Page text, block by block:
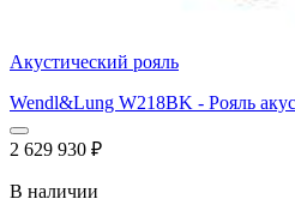
Акустический рояль
Wendl&Lung W218BK - Рояль
2 629 930 ₽
В наличии